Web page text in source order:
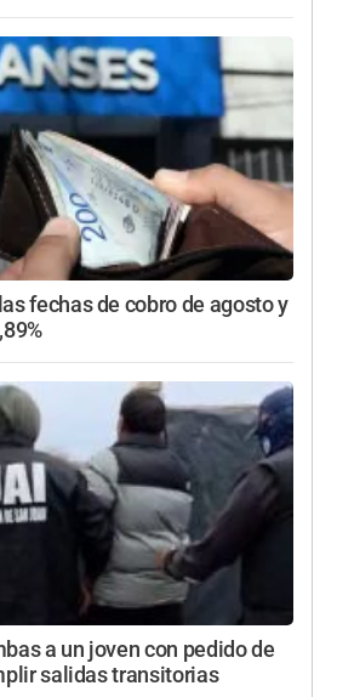
fechas de cobro de agosto y
a un joven con pedido de
salidas transitorias